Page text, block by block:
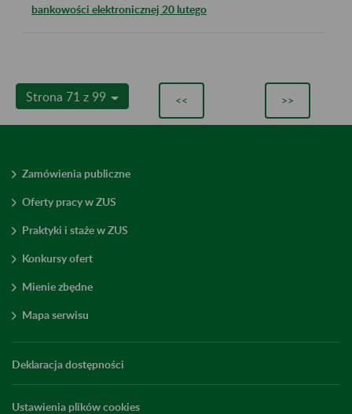
bankowości elektronicznej 20 lutego
Strona 71 z 99 << >>
Zamówienia publiczne
Oferty pracy w ZUS
Praktyki i staże w ZUS
Konkursy ofert
Mienie zbędne
Mapa serwisu
Deklaracja dostępności
Ustawienia plików cookies